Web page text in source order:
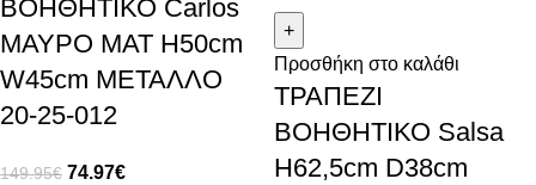
ΒΟΗΘΗΤΙΚΟ Carlos
ΜΑΥΡΟ ΜΑΤ H50cm
W45cm ΜΕΤΑΛΛΟ
20-25-012
149.95€ 74.97€
Προσθήκη στο καλάθι
ΤΡΑΠΕΖΙ
ΒΟΗΘΗΤΙΚΟ Salsa
H62,5cm D38cm